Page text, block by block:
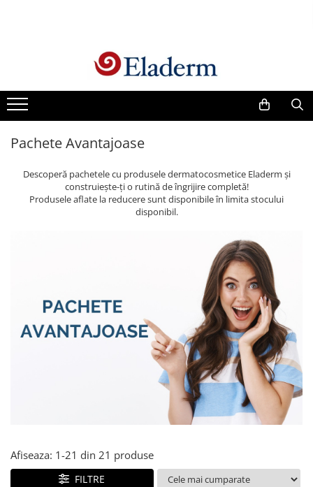
Vezi toate produsele
Creme cu protectie solara
Produse Antirid
Produse Hidratante
Antirozacee
Produse Anti sebum
Lotiuni tonice
Produse pentru curatare
Produse pentru pete pigmentare
Pachete Avantajoase
Descoperă pachetele cu produsele dermatocosmetice Eladerm și
construiește-ți o rutină de îngrijire completă!
Produsele aflate la reducere sunt disponibile în limita stocului
disponibil.
Afiseaza: 1-21 din 21 produse
FILTRE